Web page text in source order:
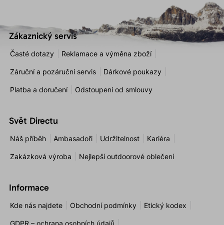
Zákaznický servis
Časté dotazy Reklamace a výměna zboží
Záruční a pozáruční servis Dárkové poukazy
Platba a doručení Odstoupení od smlouvy
Svět Directu
Náš příběh Ambasadoři Udržitelnost Kariéra
Zakázková výroba Nejlepší outdoorové oblečení
Informace
Kde nás najdete Obchodní podmínky Etický kodex